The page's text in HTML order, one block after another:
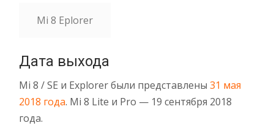
Mi 8 Eplorer
Дата выхода
Mi 8 / SE и Explorer были представлены 31 мая
2018 года. Mi 8 Lite и Pro — 19 сентября 2018
года.